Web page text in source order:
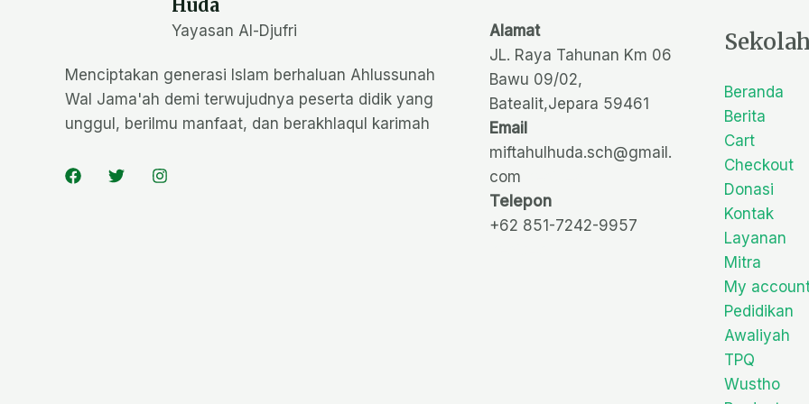
Huda
Yayasan Al-Djufri
Menciptakan generasi Islam berhaluan Ahlussunah
Wal Jama'ah demi terwujudnya peserta didik yang
unggul, berilmu manfaat, dan berakhlaqul karimah
Alamat
JL. Raya Tahunan Km 06
Bawu 09/02,
Batealit,Jepara 59461
Email
miftahulhuda.sch@gmail.
com
Telepon
+62 851-7242-9957
Beranda
Berita
Cart
Checkout
Donasi
Kontak
Layanan
Mitra
My
Pedidikan
Awaliyah
TPQ
Wustho